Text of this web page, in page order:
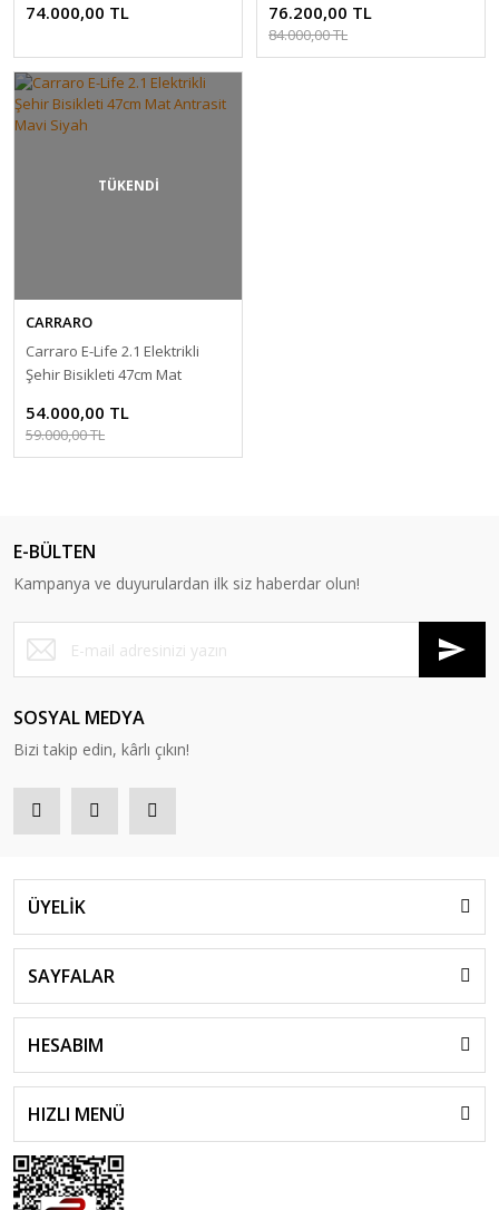
74.000,00 TL 76.200,00 TL
84.000,00 TL
TÜKENDİ
CARRARO
Carraro E-Life 2.1 Elektrikli
Şehir Bisikleti 47cm Mat
54.000,00 TL
59.000,00 TL
E-BÜLTEN
Kampanya ve duyurulardan ilk siz haberdar olun!
SOSYAL MEDYA
Bizi takip edin, kârlı çıkın!
ÜYELİK
SAYFALAR
HESABIM
HIZLI MENÜ